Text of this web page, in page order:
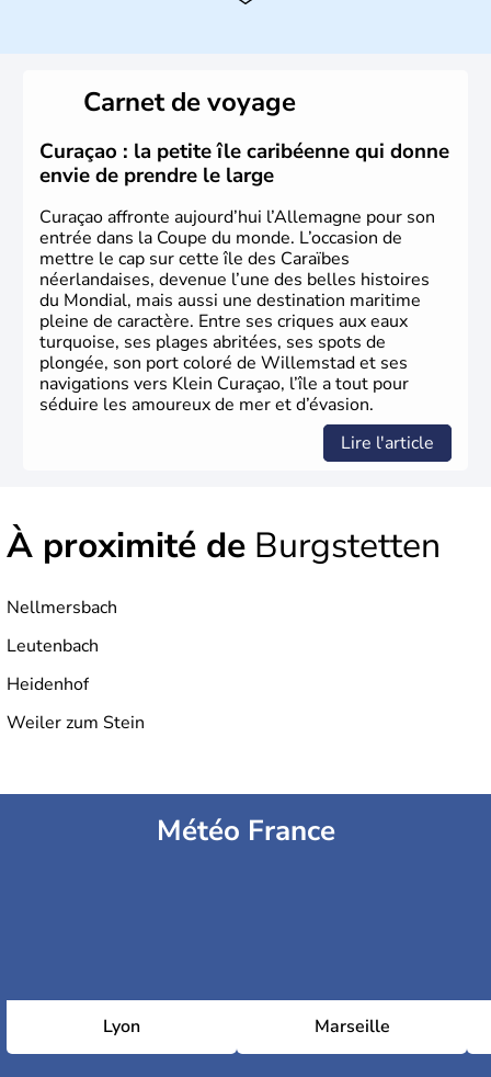
lesquelles bénéficient d'une grande autonomie. Le pays
peut se targuer de grands noms qu'il a vu naître dans tous
les domaines, des arts à la politique en passant par la
philosophie. Hertz, Gutenberg, Heidegger, Thomas Mann,
Herman Hesse ou bien Hegel en font partie.
Carnet de voyage
Curaçao : la petite île caribéenne qui donne
envie de prendre le large
Curaçao affronte aujourd’hui l’Allemagne pour son
entrée dans la Coupe du monde. L’occasion de
mettre le cap sur cette île des Caraïbes
néerlandaises, devenue l’une des belles histoires
du Mondial, mais aussi une destination maritime
pleine de caractère. Entre ses criques aux eaux
turquoise, ses plages abritées, ses spots de
plongée, son port coloré de Willemstad et ses
navigations vers Klein Curaçao, l’île a tout pour
séduire les amoureux de mer et d’évasion.
Lire l'article
À proximité de Burgstetten
Nellmersbach
Leutenbach
Heidenhof
Weiler zum Stein
Météo France
Lyon Marseille